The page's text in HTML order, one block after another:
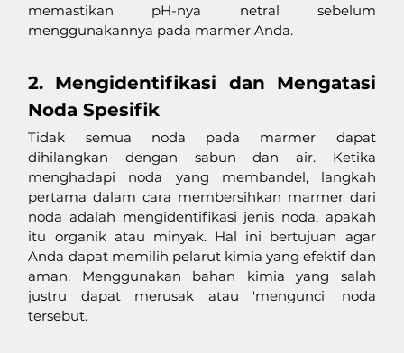
memastikan pH-nya netral sebelum
menggunakannya pada marmer Anda.
2. Mengidentifikasi dan Mengatasi
Noda Spesifik
Tidak semua noda pada marmer dapat
dihilangkan dengan sabun dan air. Ketika
menghadapi noda yang membandel, langkah
pertama dalam cara membersihkan marmer dari
noda adalah mengidentifikasi jenis noda, apakah
itu organik atau minyak. Hal ini bertujuan agar
Anda dapat memilih pelarut kimia yang efektif dan
aman. Menggunakan bahan kimia yang salah
justru dapat merusak atau 'mengunci' noda
tersebut.